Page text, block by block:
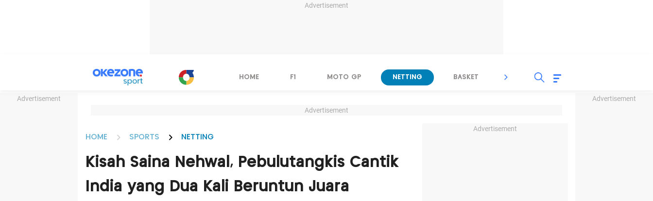
Advertisement
Advertisement Advertisement
HOME F1 MOTO GP NETTING BASKET SPORT LAIN
Advertisement
HOME SPORTS NETTING
Kisah Saina Nehwal, Pebulutangkis Cantik
India yang Dua Kali Beruntun Juara
Advertisement